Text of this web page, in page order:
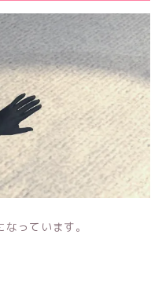
っています。